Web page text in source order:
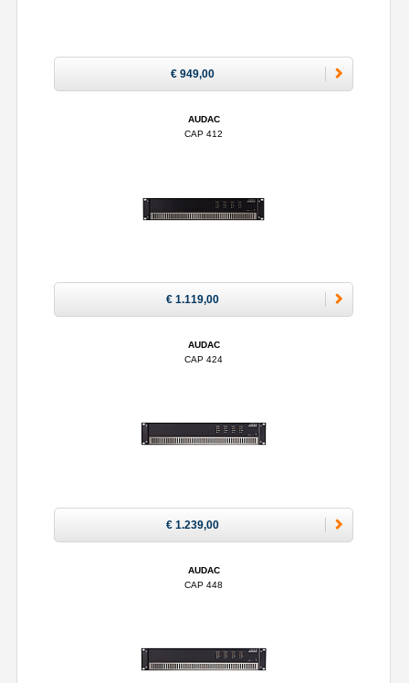
€ 949,00
AUDAC
CAP 412
€ 1.119,00
AUDAC
CAP 424
€ 1.239,00
AUDAC
CAP 448